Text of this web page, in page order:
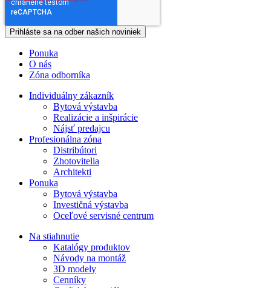
Ponuka
O nás
Zóna odborníka
Individuálny zákazník
Bytová výstavba
Realizácie a inšpirácie
Nájsť predajcu
Profesionálna zóna
Distribútori
Zhotovitelia
Architekti
Ponuka
Bytová výstavba
Investičná výstavba
Oceľové servisné centrum
Na stiahnutie
Katalógy produktov
Návody na montáž
3D modely
Cenníky